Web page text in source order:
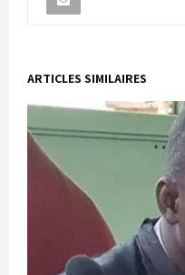
ARTICLES SIMILAIRES